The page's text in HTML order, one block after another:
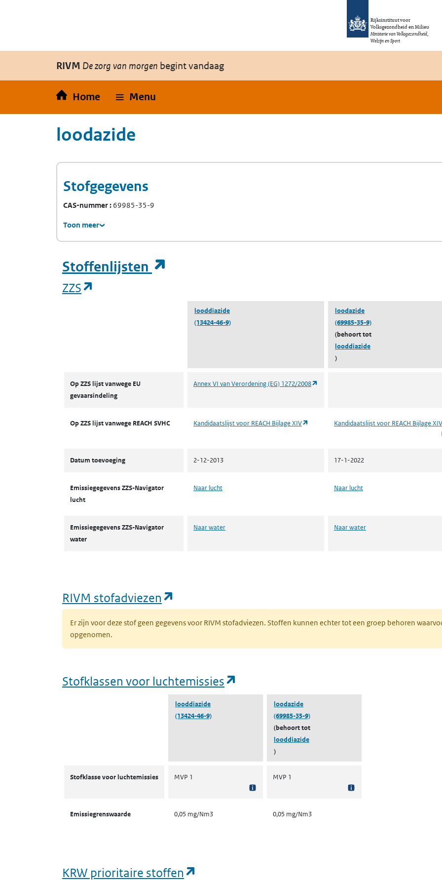
Rijksinstituut voor
Volksgezondheid en Milieu
Ministerie van Volksgezondheid,
Welzijn en Sport
RIVM De zorg van morgen begint vandaag
Home Menu
loodazide
Stofgegevens
CAS-nummer 69985-35-9
Toon meer
Stoffenlijsten
ZZS
looddiazide
(13424-46-9)
loodazide
(69985-35-9)
(behoort tot
looddiazide
)
Op ZZS lijst vanwege EU
gevaarsindeling
Annex VI van Verordening (EG) 1272/2008
Op ZZS lijst vanwege REACH SVHC Kandidaatslijst voor REACH Bijlage XIV (opent in een nieuw tabblad)
Kandidaatslijst voor REACH Bijlage XIV
Datum toevoeging 2-12-2013 17-1-2022
Emissiegegevens ZZS-Navigator
lucht
Naar lucht Naar lucht
Emissiegegevens ZZS-Navigator
water
Naar water Naar water
RIVM stofadviezen
Er zijn voor deze stof geen gegevens voor RIVM stofadviezen. Stoffen kunnen echter tot een groep behoren
opgenomen.
Stofklassen voor luchtemissies
looddiazide
(13424-46-9)
loodazide
(69985-35-9)
(behoort tot
looddiazide
)
Stofklasse voor luchtemissies MVP 1 MVP 1
Emissiegrenswaarde 0,05 mg/Nm3 0,05 mg/Nm3
KRW prioritaire stoffen